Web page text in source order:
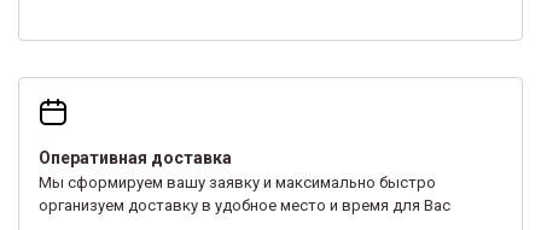
Оперативная доставка
Мы сформируем вашу заявку и максимально быстро
организуем доставку в удобное место и время для Вас